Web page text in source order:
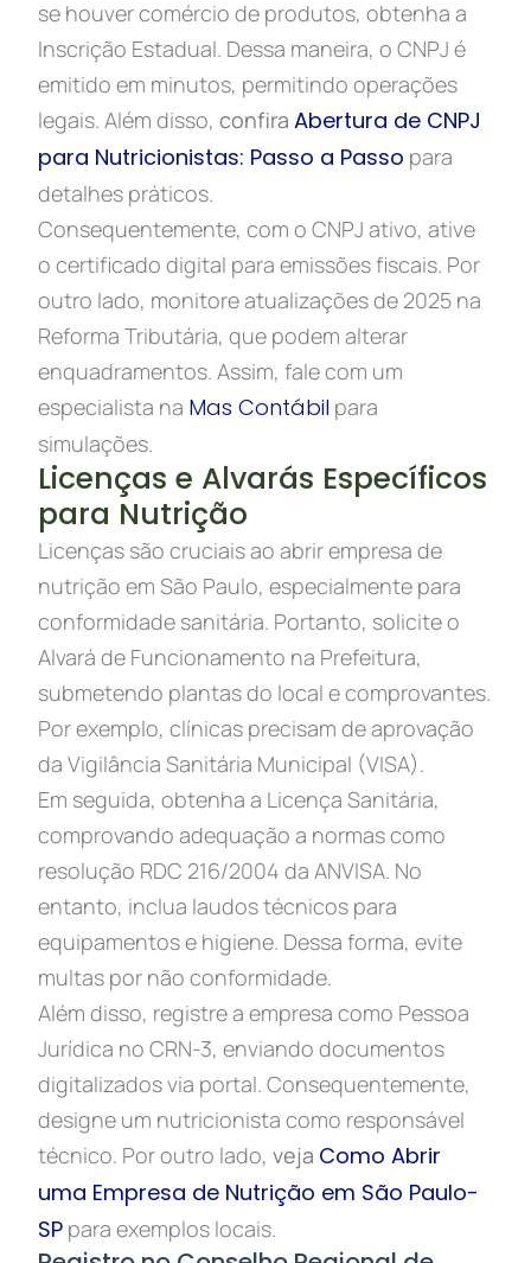
se houver comércio de produtos, obtenha a
Inscrição Estadual. Dessa maneira, o CNPJ é
emitido em minutos, permitindo operações
legais. Além disso,confiraAbertura de CNPJ
para Nutricionistas: Passo a Passo para
detalhes práticos.
Consequentemente, com o CNPJ ativo, ative
o certificado digital para emissões fiscais. Por
outro lado, monitore atualizações de 2025 na
Reforma Tributária, que podem alterar
enquadramentos. Assim, fale com um
especialista na Mas Contábil para
simulações.
Licenças e Alvarás Específicos
para Nutrição
Licenças são cruciais ao abrir empresa de
nutrição em São Paulo, especialmente para
conformidade sanitária. Portanto, solicite o
Alvará de Funcionamento na Prefeitura,
submetendo plantas do local e comprovantes.
Por exemplo, clínicas precisam de aprovação
da Vigilância Sanitária Municipal (VISA).
Em seguida, obtenha a Licença Sanitária,
comprovando adequação a normas como
resolução RDC 216/2004 da ANVISA. No
entanto, inclua laudos técnicos para
equipamentos e higiene. Dessa forma, evite
multas por não conformidade.
Além disso, registre a empresa como Pessoa
Jurídica no CRN-3, enviando documentos
digitalizados via portal. Consequentemente,
designe um nutricionista como responsável
técnico. Por outro lado,veja Como Abrir
uma Empresa de Nutrição em São Paulo-
SP para exemplos locais.